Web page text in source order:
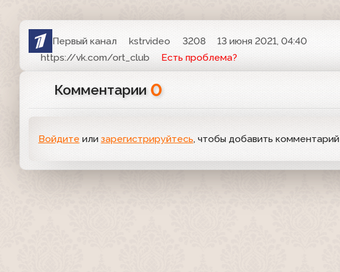
Первый канал kstrvideo 3208
13 июня 2021, 04:40
https://vk.com/ort_club
Есть проблема?
Комментарии 0
Войдите или зарегистрируйтесь, чтобы добавить комментарий